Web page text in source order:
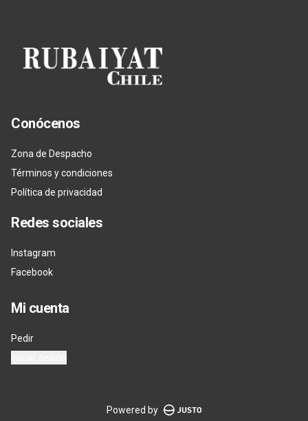
Conócenos
Zona de Despacho
Términos y condiciones
Política de privacidad
Redes sociales
Instagram
Facebook
Mi cuenta
Pedir
Powered by